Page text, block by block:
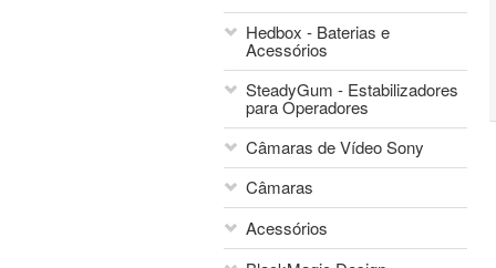
Hedbox - Baterias e
Acessórios
SteadyGum - Estabilizadores
para Operadores
Câmaras de Vídeo Sony
Câmaras
Blackmagic Design
Acessórios